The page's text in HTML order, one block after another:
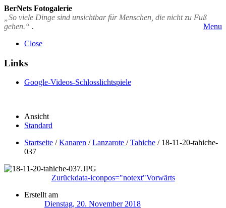
BerNets Fotogalerie
„So viele Dinge sind unsichtbar für Menschen, die nicht zu Fuß
gehen.“ .
Menu
Close
Links
Google-Videos-Schlosslichtspiele
Ansicht
Standard
Startseite /Kanaren /Lanzarote /Tahiche / 18-11-20-tahiche-
037
Zurückdata-iconpos="notext"Vorwärts
Erstellt am
Dienstag, 20. November 2018